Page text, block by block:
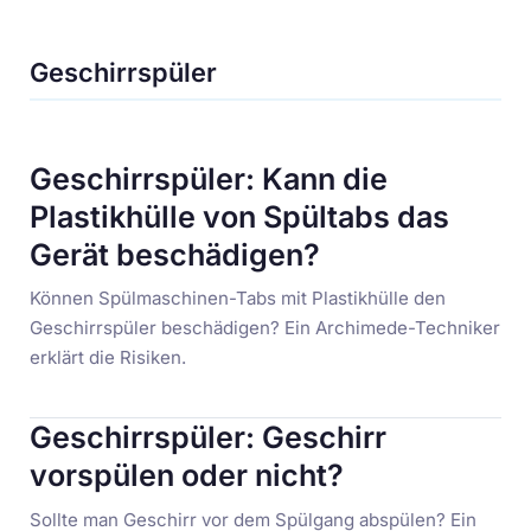
Geschirrspüler
Geschirrspüler: Kann die
Plastikhülle von Spültabs das
Gerät beschädigen?
Können Spülmaschinen-Tabs mit Plastikhülle den
Geschirrspüler beschädigen? Ein Archimede-Techniker
erklärt die Risiken.
Geschirrspüler: Geschirr
vorspülen oder nicht?
Sollte man Geschirr vor dem Spülgang abspülen? Ein